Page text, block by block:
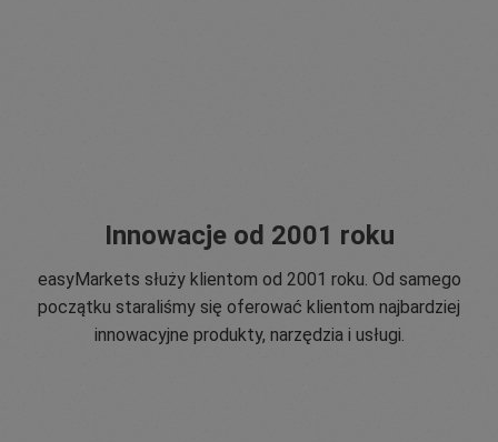
Innowacje od 2001 roku
easyMarkets służy klientom od 2001 roku. Od samego
początku staraliśmy się oferować klientom najbardziej
innowacyjne produkty, narzędzia i usługi.